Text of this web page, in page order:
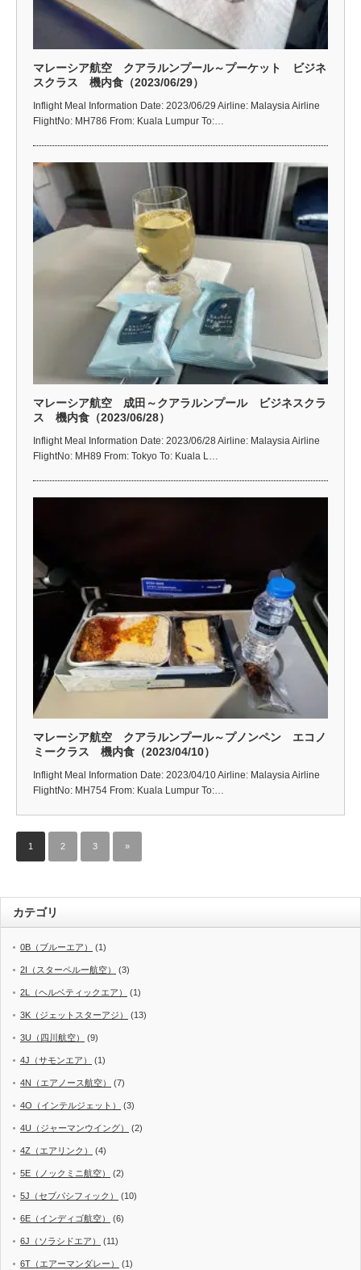
マレーシア航空 クアラルンプール～プーケット ビジネ
スクラス 機内食（2023/06/29）
Inflight Meal Information Date: 2023/06/29 Airline: Malaysia Airline
FlightNo: MH786 From: Kuala Lumpur To:…
マレーシア航空 成田～クアラルンプール ビジネスクラ
ス 機内食（2023/06/28）
Inflight Meal Information Date: 2023/06/28 Airline: Malaysia Airline
FlightNo: MH89 From: Tokyo To: Kuala L…
マレーシア航空 クアラルンプール～プノンペン エコノ
ミークラス 機内食（2023/04/10）
Inflight Meal Information Date: 2023/04/10 Airline: Malaysia Airline
FlightNo: MH754 From: Kuala Lumpur To:…
1 2 3 »
カテゴリ
0B（ブルーエア） (1)
2I（スターペルー航空） (3)
2L（ヘルベティックエア） (1)
3K（ジェットスターアジ） (13)
3U（四川航空） (9)
4J（サモンエア） (1)
4N（エアノース航空） (7)
4O（インテルジェット） (3)
4U（ジャーマンウイング） (2)
4Z（エアリンク） (4)
5E（ノックミニ航空） (2)
5J（セブパシフィック） (10)
6E（インディゴ航空） (6)
6J（ソラシドエア） (11)
6T（エアーマンダレー） (1)